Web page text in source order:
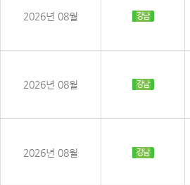
2026년 08월 강남
2026년 08월 강남
2026년 08월 강남